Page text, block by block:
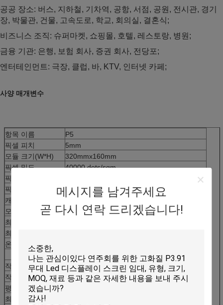
메시지를 남겨주세요
곧 다시 연락 드리겠습니다!
공공 장소: 버스, 지하철, 기차역, 공항, 서점, 공원, 전시관, 경기
장, 박물관, 건물, 고속도로, 학교, 회의실, 결혼식;
비즈니스 조직: 슈퍼마켓, 쇼핑몰, 호텔, 레스토랑, 병원;
금융 기관: 은행, 보험 회사, 증권 회사, 전당포;
엔터테인먼트: 극장, 클럽, 바, KTV, 인터넷 카페;
사양 매개변수
항목 이름
P5
픽셀 피치
5mm
모듈 크기(W*H)
320mmx160mm
픽셀 밀도
40000 dots/sqm
픽셀 구성
픽셀 해상도
64*32dots
캐비닛 크기
960x960
모듈 수량
18pcs
최적 시청 거리
최적 시청 각도
온도
작동: '- 20°C~+ 60°C
작동 습도
10 ~ 90%RH
작동 전압
AC110/220V ± 10%,50HZ
평균 소비 전력
최대 소비 전력